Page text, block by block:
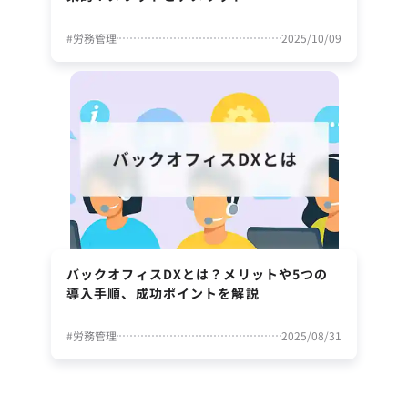
#労務管理 2025/10/09
バックオフィスDXとは？メリットや5つの
導入手順、成功ポイントを解説
#労務管理 2025/08/31